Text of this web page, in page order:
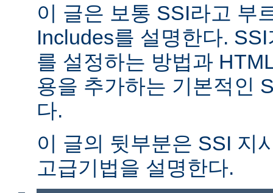
이 글은 보통 SSI라고 부
Includes를 설명한다.
를 설정하는 방법과
용을 추가하는 기본적인
다.
이 글의 뒷부분은 SSI 지
고급기법을 설명한다.